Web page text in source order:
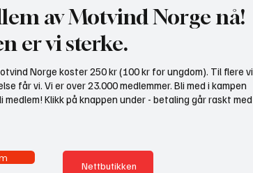
av Motvind Norge nå!
er vi sterke.
Norge koster 250 kr (100 kr for ungdom). Til flere vi
får vi. Vi er over 23.000 medlemmer. Bli med i kampen
medlem! Klikk på knappen under - betaling går raskt med
Nettbutikken